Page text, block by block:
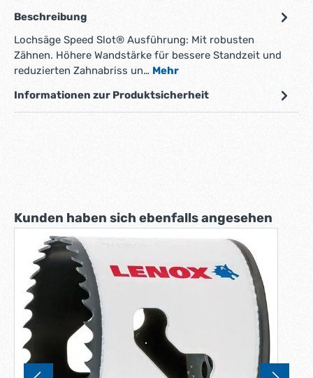
Beschreibung
Lochsäge Speed Slot® Ausführung: Mit robusten
Zähnen. Höhere Wandstärke für bessere Standzeit und
reduzierten Zahnabriss un… Mehr
Informationen zur Produktsicherheit
Produktgalerie überspringen
Kunden haben sich ebenfalls angesehen